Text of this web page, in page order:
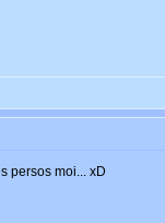
persos moi... xD